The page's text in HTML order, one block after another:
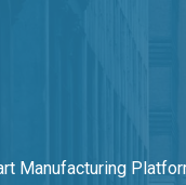
Manufacturing